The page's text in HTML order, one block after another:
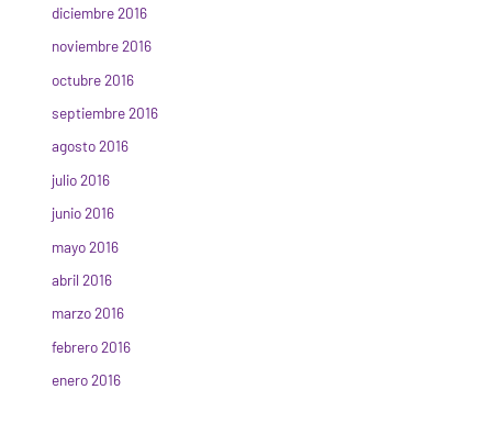
diciembre 2016
noviembre 2016
octubre 2016
septiembre 2016
agosto 2016
julio 2016
junio 2016
mayo 2016
abril 2016
marzo 2016
febrero 2016
enero 2016